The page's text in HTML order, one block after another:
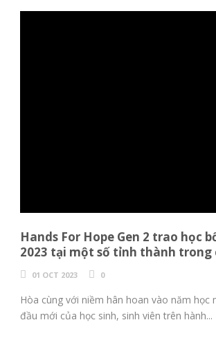
Hands For Hope Gen 2 trao học
2023 tại một số tỉnh thành trong
01 OCT 2023 0
Hòa cùng với niềm hân hoan vào năm học
đầu mới của học sinh, sinh viên trên hành...